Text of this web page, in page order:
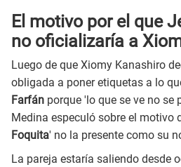
El motivo por el que
no oficializaría a
Luego de que Xiomy Kanashiro
obligada a poner etiquetas a lo
Farfán porque 'lo que se ve no se
Medina especuló sobre el motivo
Foquita' no la presente como su
La pareja estaría saliendo desde